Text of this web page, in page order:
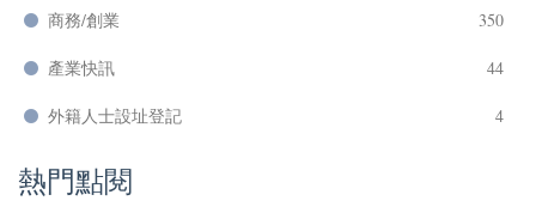
商務/創業 350
產業快訊 44
外籍人士設址登記 4
熱門點閱